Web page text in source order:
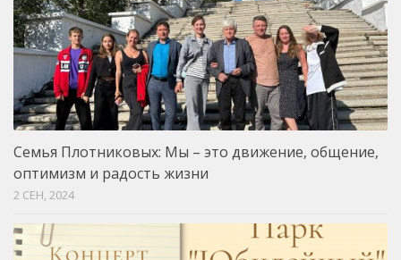
Семья Плотниковых: Мы – это движение, общение,
оптимизм и радость жизни
2 СЕН, 2024